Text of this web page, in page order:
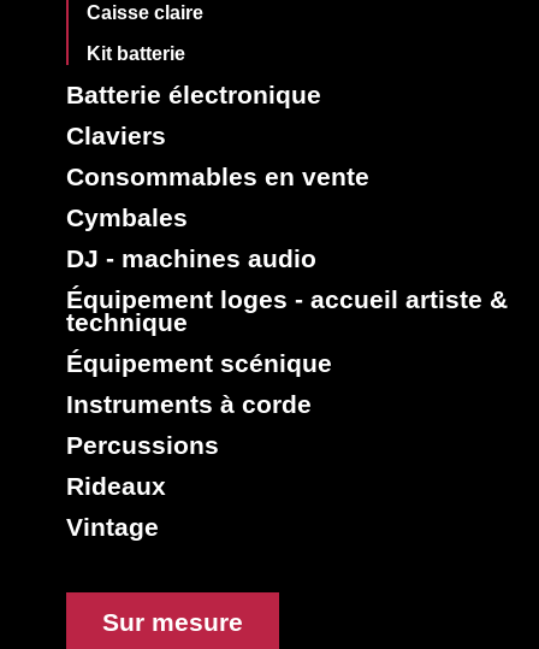
Caisse claire
Kit batterie
Batterie électronique
Claviers
Consommables en vente
Cymbales
DJ - machines audio
Équipement loges - accueil artiste &
technique
Équipement scénique
Instruments à corde
Percussions
Rideaux
Vintage
Sur mesure